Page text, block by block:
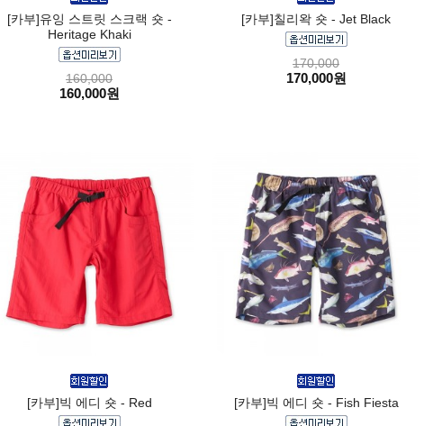
[카부]유잉 스트릿 스크랙 숏 -
Heritage Khaki
160,000
160,000원
[카부]칠리왁 숏 - Jet Black
170,000
170,000원
[카부]빅 에디 숏 - Red [카부]빅 에디 숏 - Fish Fiesta